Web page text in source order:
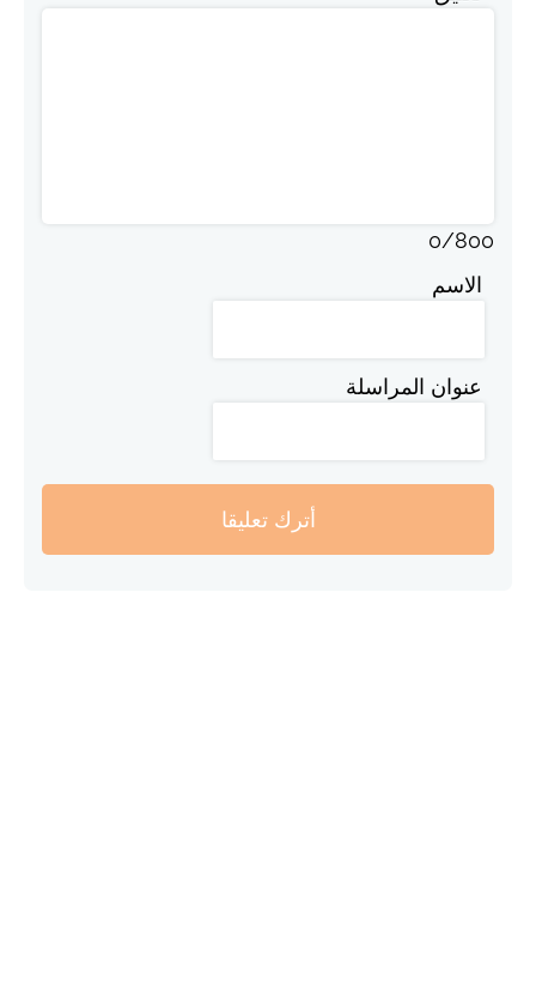
0/800
الاسم
عنوان المراسلة
أترك تعليقا